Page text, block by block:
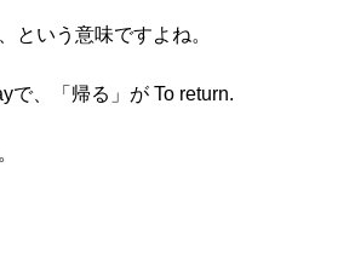
という意味ですよね。
で、「帰る」が To return.